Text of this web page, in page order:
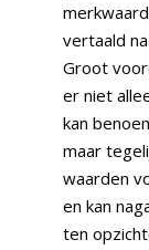
vertaald
Groot
er niet
kan
maar
waarden
en kan
ten